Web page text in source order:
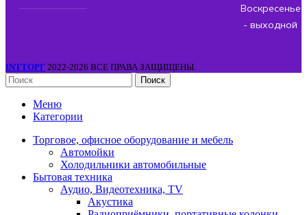
Воскресенье
- выходной
INTТОРГ 2022-2026 ВСЕ ПРАВА ЗАЩИЩЕНЫ.
Поиск
Меню
Категории
Торговое, офисное оборудование и мебель
Автомойки
Холодильники автомобильные
Бытовая техника
Аудио, Видеотехника, TV
Акустика